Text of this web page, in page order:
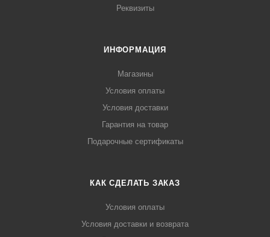
Реквизиты
ИНФОРМАЦИЯ
Магазины
Условия оплаты
Условия доставки
Гарантия на товар
Подарочные сертификаты
КАК СДЕЛАТЬ ЗАКАЗ
Условия оплаты
Условия доставки и возврата